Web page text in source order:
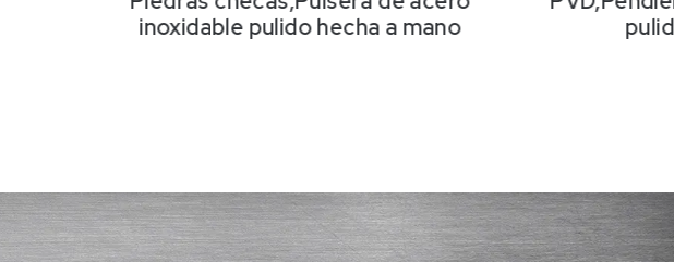
inoxidable pulido hecha a mano